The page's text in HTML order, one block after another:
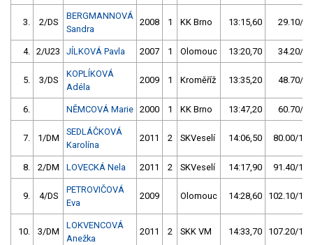
3. 2/DS
BERGMANNOVÁ
Sandra
2008 1 KK Brno 13:15,60 29.10/
4. 2/U23 JÍLKOVÁ Pavla 2007 1 Olomouc 13:20,70 34.20/
5. 3/DS
KOPLÍKOVÁ
Adéla
2009 1 Kroměříž 13:35,20 48.70/
6. NĚMCOVÁ Marie 2000 1 KK Brno 13:47,20 60.70/
7. 1/DM
SEDLÁČKOVÁ
Karolína
2011 2 SKVeselí 14:06,50 80.00/
8. 2/DM LOVECKÁ Nela 2011 2 SKVeselí 14:17,90 91.40/
9. 4/DS
PETROVIČOVÁ
Eva
2009 Olomouc 14:28,60 102.10/
10. 3/DM
LOKVENCOVÁ
Anežka
2011 2 SKK VM 14:33,70 107.20/